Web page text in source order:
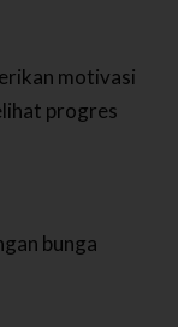
motivasi
progres
bunga